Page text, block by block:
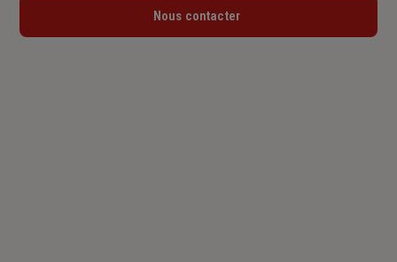
Lundi : 14h30 – 18h
Nous contacter